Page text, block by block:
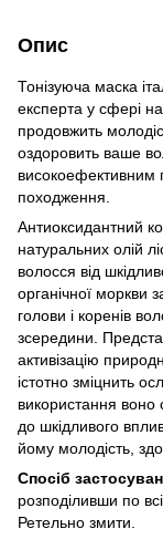
Опис
Тонізуюча маска
експерта у сфері
продовжить
оздоровить ваше
високоефективним
походження.
Антиоксидантний
натуральних олій
волосся від
органічної моркви
голови і коренів
зсередини.
активізацію
істотно зміцнить
використання воно
до шкідливого
йому молодість,
Спосіб
розподіливши по
Ретельно змити.